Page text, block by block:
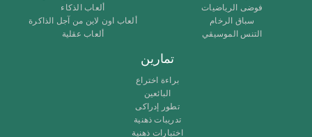
فوضى الرياضيات
سباق الرخام
التنس الموسيقي
ألعاب الذكاء
ألعاب اون لاين من آجل الذاكرة
ألعاب عقلية
تمارين
براءة اختراع
البائعين
تطور إدراكى
تدريبات ذهنية
اختبارات ذهنية